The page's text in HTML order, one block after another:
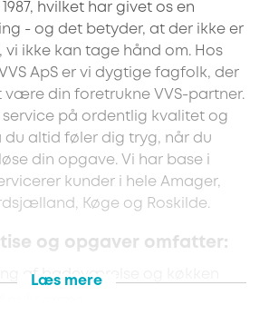
hvilket har givet os en
- og det betyder, at der ikke er
vi ikke kan tage hånd om. Hos
ApS er vi dygtige fagfolk, der
din foretrukne VVS-partner.
service på ordentlig kvalitet og
du altid føler dig tryg, når du
din opgave. Vi har base i
kunder i hele Amager,
Køge og Roskilde.
og opgaver omfatter:
af badeværelse og køkken
Læs mere